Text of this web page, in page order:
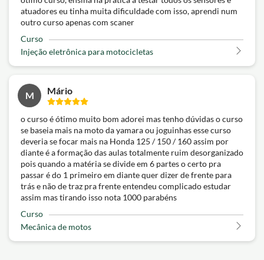
atuadores eu tinha muita dificuldade com isso, aprendi num
outro curso apenas com scaner
Curso
Injeção eletrônica para motocicletas
M Mário
o curso é ótimo muito bom adorei mas tenho dúvidas o curso
se baseia mais na moto da yamara ou joguinhas esse curso
deveria se focar mais na Honda 125 / 150 / 160 assim por
diante é a formação das aulas totalmente ruim desorganizado
pois quando a matéria se divide em 6 partes o certo pra
passar é do 1 primeiro em diante quer dizer de frente para
trás e não de traz pra frente entendeu complicado estudar
assim mas tirando isso nota 1000 parabéns
Curso
Mecânica de motos